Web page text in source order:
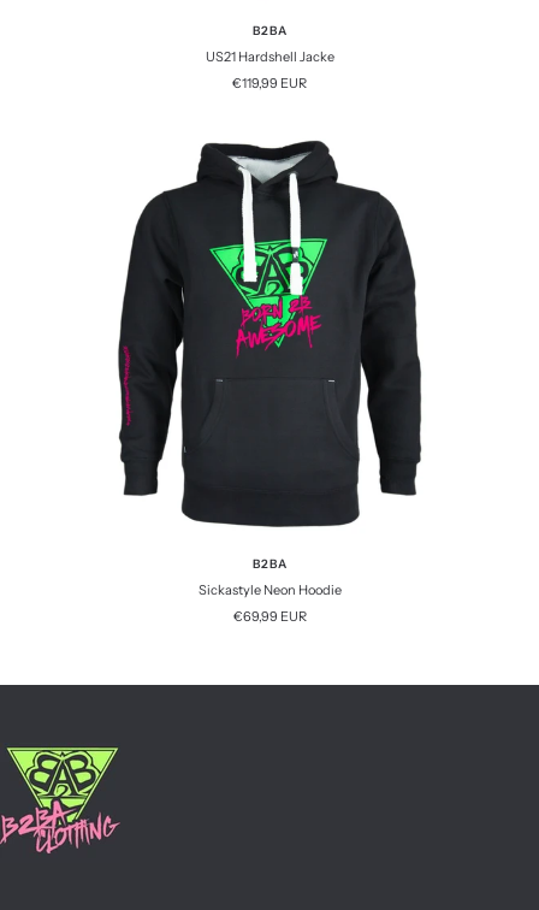
B2BA
US21 Hardshell Jacke
Angebotspreis
€119,99 EUR
B2BA
Sickastyle Neon Hoodie
Angebotspreis
€69,99 EUR